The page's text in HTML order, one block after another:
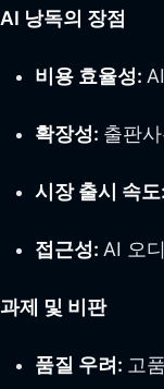
AI 낭독의 장점
비용 효율성:
확장성: 출판
시장 출시 속도:
접근성: AI 오
과제 및 비판
품질 우려: 고